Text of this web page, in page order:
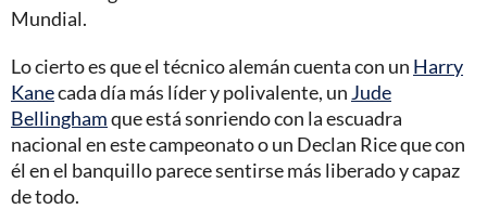
Mundial.
Lo cierto es que el técnico alemán cuenta con un Harry
Kanecada día más líder y polivalente, un Jude
Bellinghamque está sonriendo con la escuadra
nacional en este campeonato o un Declan Rice que con
él en el banquillo parece sentirse más liberado y capaz
de todo.